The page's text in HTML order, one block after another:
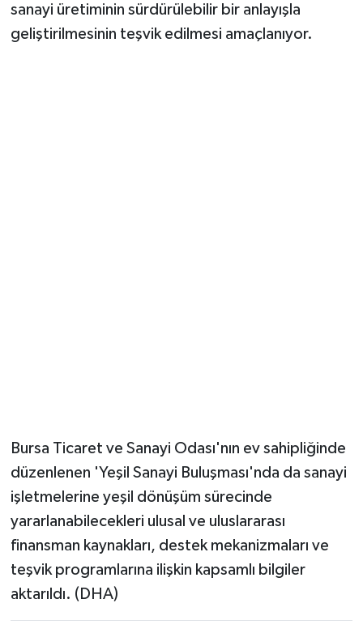
sanayi üretiminin sürdürülebilir bir anlayışla
geliştirilmesinin teşvik edilmesi amaçlanıyor.
Bursa Ticaret ve Sanayi Odası'nın ev sahipliğinde
düzenlenen 'Yeşil Sanayi Buluşması'nda da sanayi
işletmelerine yeşil dönüşüm sürecinde
yararlanabilecekleri ulusal ve uluslararası
finansman kaynakları, destek mekanizmaları ve
teşvik programlarına ilişkin kapsamlı bilgiler
aktarıldı. (DHA)